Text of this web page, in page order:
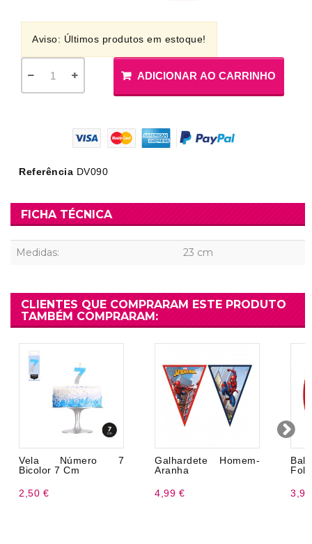
Aviso: Últimos produtos em estoque!
ADICIONAR AO CARRINHO
Referência DV090
FICHA TÉCNICA
Medidas: 23 cm
CLIENTES QUE COMPRARAM ESTE PRODUTO
TAMBÉM COMPRARAM:
Vela Número 7
Bicolor 7 Cm
2,50 €
Galhardete Homem-
Aranha
4,99 €